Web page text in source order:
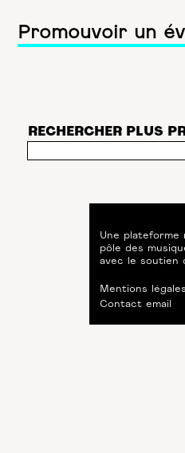
Promouvoir un
RECHERCHER PLUS
Une plateforme
pôle des
avec le soutien
Mentions légales
Contact email